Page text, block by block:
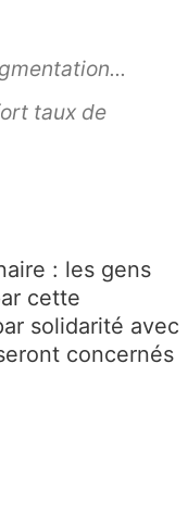
taux de
: les gens
cette
solidarité avec
concernés